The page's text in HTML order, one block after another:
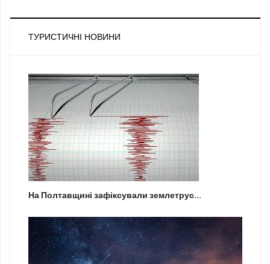
ТУРИСТИЧНІ НОВИНИ
На Полтавщині зафіксували землетрус...